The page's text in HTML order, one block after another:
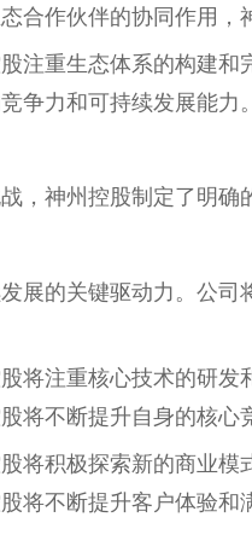
合作伙伴的协同作用，
注重生态体系的构建
争力和可持续发展能力。
，神州控股制定了明确
展的关键驱动力。公
将注重核心技术的研
将不断提升自身的核心
将积极探索新的商业
将不断提升客户体验和